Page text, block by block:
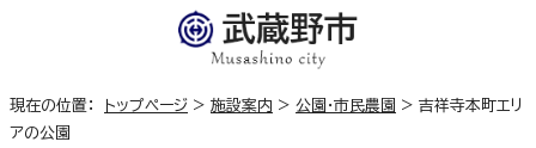
現在の位置： トップページ > 施設案内 > 公園・市民農園 > 吉祥寺本町エリ
アの公園